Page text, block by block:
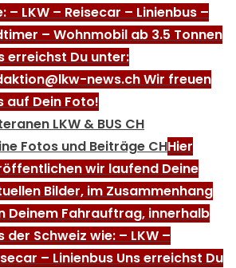
– LKW – Reisecar – Linienbus –
– Wohnmobil ab 3.5 Tonnen
erreichst Du unter:
news.ch Wir freuen
auf Dein Foto!
LKW & BUS CH
Fotos und Beiträge CHHier
wir laufend Deine
Bilder, im Zusammenhang
Deinem Fahrauftrag, innerhalb
der Schweiz wie: – LKW –
– Linienbus Uns erreichst Du